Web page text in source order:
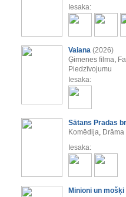
Iesaka:
Vaiana (2026)
Ģimenes filma,
Piedzīvojumu
Iesaka:
Sātans Pradas
Komēdija, Drāma
Iesaka:
Minioni un mošķi